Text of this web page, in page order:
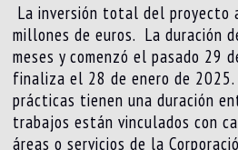
La inversión total del proyecto
millones de euros. La duración
meses y comenzó el pasado 29
finaliza el 28 de enero de
prácticas tienen una duración
trabajos están vinculados con
áreas o servicios de la